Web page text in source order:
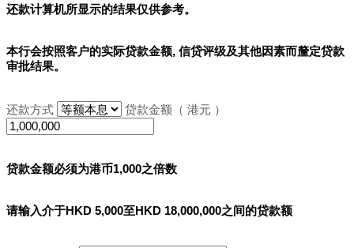
还款计算机所显示的结果仅供参考。
本行会按照客户的实际贷款金额, 信贷评级及其他因素而釐定贷款
审批结果。
还款方式 贷款金额（ 港元 ）
贷款金额必须为港币1,000之倍数
请输入介于HKD 5,000至HKD 18,000,000之间的贷款额